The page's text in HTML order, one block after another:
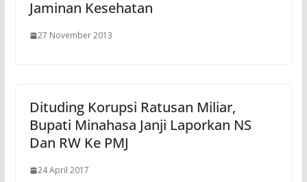
Jaminan Kesehatan
27 November 2013
Dituding Korupsi Ratusan Miliar,
Bupati Minahasa Janji Laporkan NS
Dan RW Ke PMJ
24 April 2017